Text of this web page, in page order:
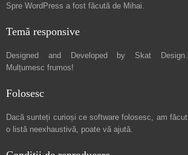
Spre WordPress a fost făcută de Mihai.
Temă responsive
Designed and Developed by Skat Design.
Mulțumesc frumos!
Folosesc
Dacă sunteți curioși ce software folosesc, am făcut
o listă neexhaustivă, poate vă ajută.